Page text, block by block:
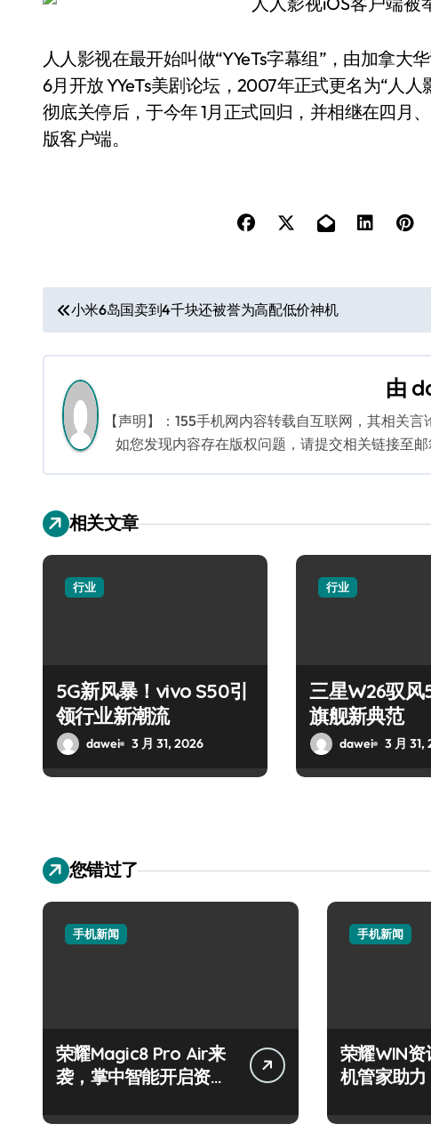
人人影视在最开始叫做“YYeTs字幕组”，由加拿
6月开放 YYeTs美剧论坛，2007年正式更名为“人
彻底关停后，于今年 1月正式回归，并相继在四月
版客户端。
文
章
导
航
小米6岛国卖到4千块还被誉为高配低价神机
由
【声明】：155手机网内容转载自互联网，其相关
如您发现内容存在版权问题，请提交相关链接至
相关文章
行业
5G新风暴！vivo S50引
领行业新潮流
dawei 3 月 31, 2026
行业
三星W26驭风
旗舰新典范
dawei 3 月 31,
您错过了
手机新闻
荣耀Magic8 Pro Air来
袭，掌中智能开启资讯
手机新闻
荣耀WIN资
机管家助力